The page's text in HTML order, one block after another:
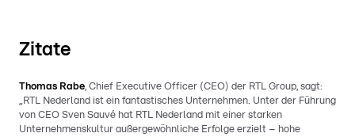
Zitate
Thomas Rabe, Chief Executive Officer (CEO) der RTL Group, sagt:
„RTL Nederland ist ein fantastisches Unternehmen. Unter der Führung
von CEO Sven Sauvé hat RTL Nederland mit einer starken
Unternehmenskultur außergewöhnliche Erfolge erzielt – hohe